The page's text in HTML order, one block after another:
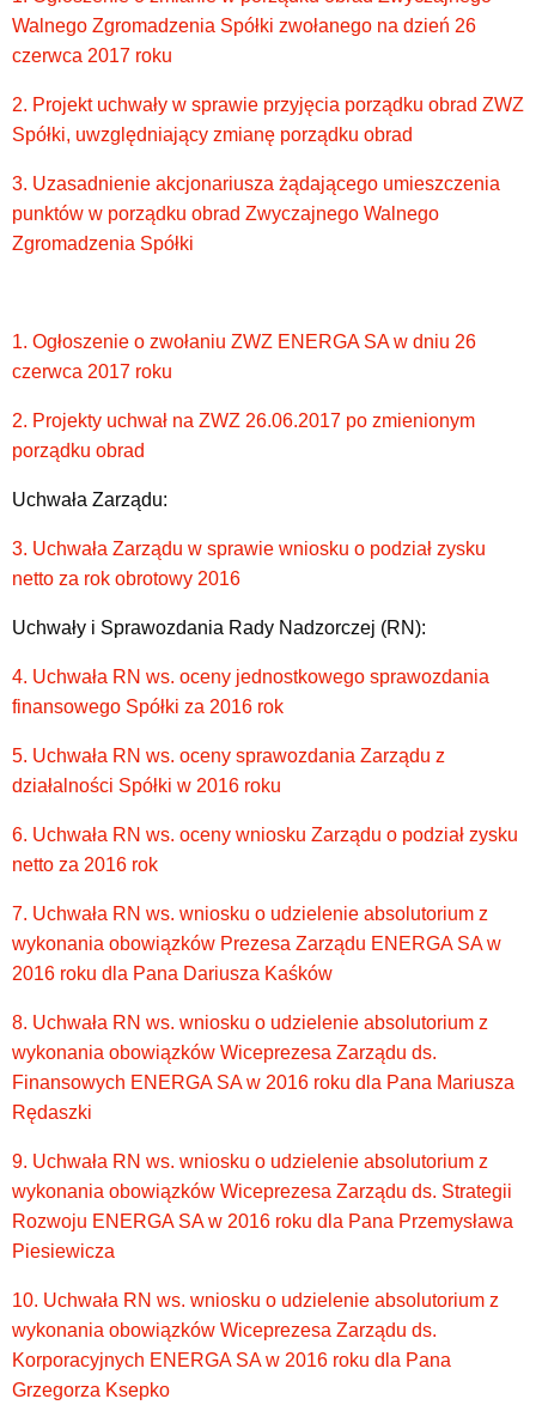
Walnego Zgromadzenia Spółki zwołanego na dzień 26
czerwca 2017 roku
2. Projekt uchwały w sprawie przyjęcia porządku obrad ZWZ
Spółki, uwzględniający zmianę porządku obrad
3. Uzasadnienie akcjonariusza żądającego umieszczenia
punktów w porządku obrad Zwyczajnego Walnego
Zgromadzenia Spółki
1. Ogłoszenie o zwołaniu ZWZ ENERGA SA w dniu 26
czerwca 2017 roku
2. Projekty uchwał na ZWZ 26.06.2017 po zmienionym
porządku obrad
Uchwała Zarządu:
3. Uchwała Zarządu w sprawie wniosku o podział zysku
netto za rok obrotowy 2016
Uchwały i Sprawozdania Rady Nadzorczej (RN):
4. Uchwała RN ws. oceny jednostkowego sprawozdania
finansowego Spółki za 2016 rok
5. Uchwała RN ws. oceny sprawozdania Zarządu z
działalności Spółki w 2016 roku
6. Uchwała RN ws. oceny wniosku Zarządu o podział zysku
netto za 2016 rok
7. Uchwała RN ws. wniosku o udzielenie absolutorium z
wykonania obowiązków Prezesa Zarządu ENERGA SA w
2016 roku dla Pana Dariusza Kaśków
8. Uchwała RN ws. wniosku o udzielenie absolutorium z
wykonania obowiązków Wiceprezesa Zarządu ds.
Finansowych ENERGA SA w 2016 roku dla Pana Mariusza
Rędaszki
9. Uchwała RN ws. wniosku o udzielenie absolutorium z
wykonania obowiązków Wiceprezesa Zarządu ds. Strategii
Rozwoju ENERGA SA w 2016 roku dla Pana Przemysława
Piesiewicza
10. Uchwała RN ws. wniosku o udzielenie absolutorium z
wykonania obowiązków Wiceprezesa Zarządu ds.
Korporacyjnych ENERGA SA w 2016 roku dla Pana
Grzegorza Ksepko